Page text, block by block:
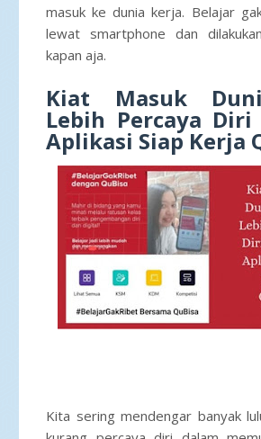
masuk ke dunia kerja. Belajar
lewat smartphone dan
kapan aja.
Kiat Masuk
Lebih Percaya Diri
Aplikasi Siap Kerja
Kita sering mendengar banyak